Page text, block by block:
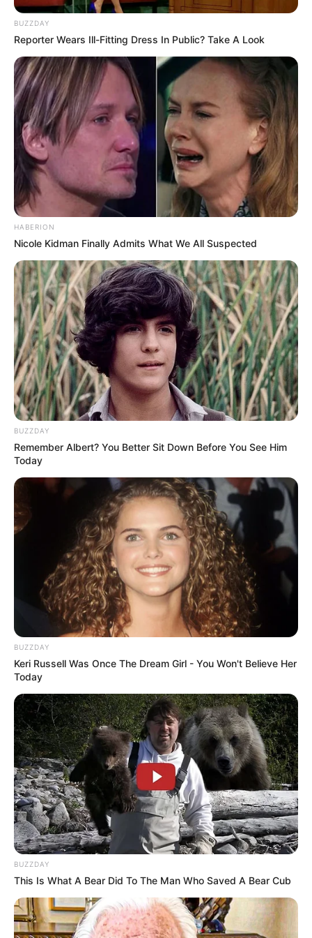
BUZZDAY
Reporter Wears Ill-Fitting Dress In Public? Take A Look
HABERION
Nicole Kidman Finally Admits What We All Suspected
BUZZDAY
Remember Albert? You Better Sit Down Before You See Him
Today
BUZZDAY
Keri Russell Was Once The Dream Girl - You Won't Believe Her
Today
BUZZDAY
This Is What A Bear Did To The Man Who Saved A Bear Cub